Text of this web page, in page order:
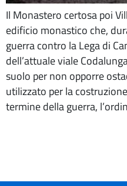
Il Monastero certosa poi
edificio monastico che,
guerra contro la Lega di
dell’attuale viale
suolo per non opporre
utilizzato per la
termine della guerra,